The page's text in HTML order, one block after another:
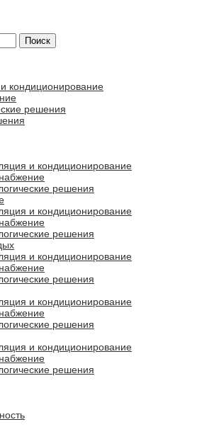
Поиск
кондиционирование
решения
и кондиционирование
решения
и кондиционирование
решения
и кондиционирование
решения
и кондиционирование
решения
и кондиционирование
решения